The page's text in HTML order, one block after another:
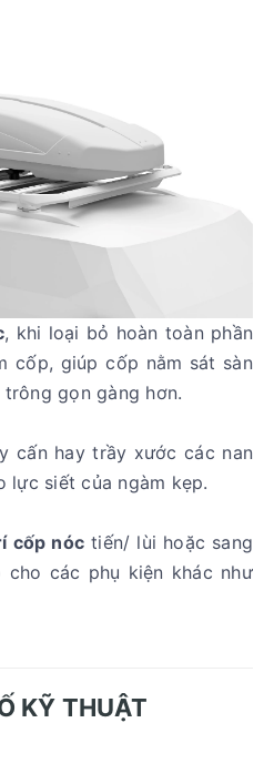
, khi loại bỏ hoàn toàn phần
cốp, giúp cốp nằm sát sàn
gọn gàng hơn.
cấn hay trầy xước các nan
lực siết của ngàm kẹp.
cốp nóc tiến/ lùi hoặc sang
các phụ kiện khác như
KỸ THUẬT